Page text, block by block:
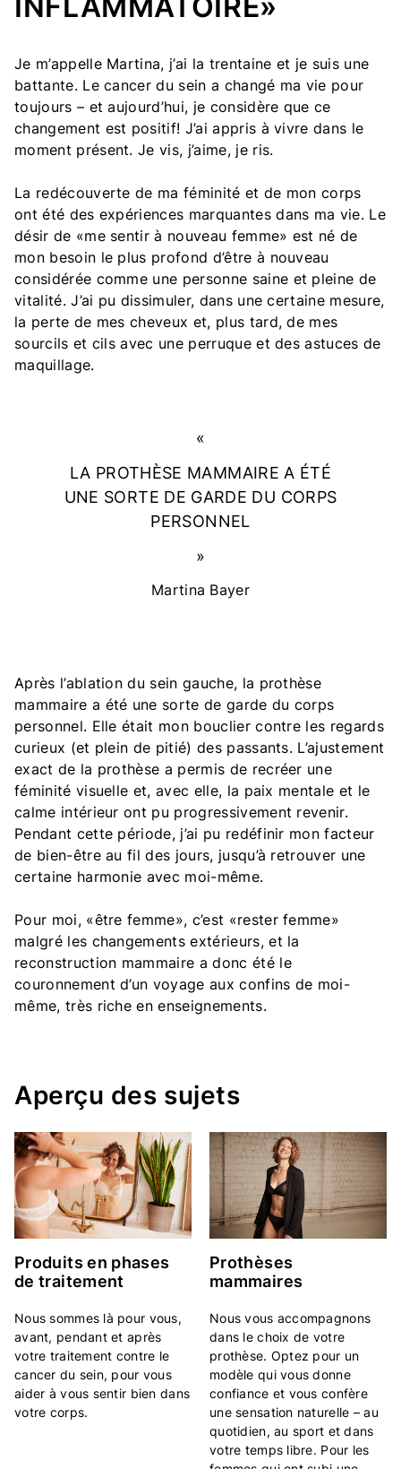
Je m’appelle Martina, j’ai la trentaine et je suis une
battante. Le cancer du sein a changé ma vie pour
toujours – et aujourd’hui, je considère que ce
changement est positif! J’ai appris à vivre dans le
moment présent. Je vis, j’aime, je ris.
La redécouverte de ma féminité et de mon corps
ont été des expériences marquantes dans ma vie. Le
désir de «me sentir à nouveau femme» est né de
mon besoin le plus profond d’être à nouveau
considérée comme une personne saine et pleine de
vitalité. J’ai pu dissimuler, dans une certaine mesure,
la perte de mes cheveux et, plus tard, de mes
sourcils et cils avec une perruque et des astuces de
maquillage.
LA PROTHÈSE MAMMAIRE A ÉTÉ
UNE SORTE DE GARDE DU CORPS
PERSONNEL
Martina Bayer
Après l’ablation du sein gauche, la prothèse
mammaire a été une sorte de garde du corps
personnel. Elle était mon bouclier contre les regards
curieux (et plein de pitié) des passants. L’ajustement
exact de la prothèse a permis de recréer une
féminité visuelle et, avec elle, la paix mentale et le
calme intérieur ont pu progressivement revenir.
Pendant cette période, j’ai pu redéfinir mon facteur
de bien-être au fil des jours, jusqu’à retrouver une
certaine harmonie avec moi-même.
Pour moi, «être femme», c’est «rester femme»
malgré les changements extérieurs, et la
reconstruction mammaire a donc été le
couronnement d’un voyage aux confins de moi-
même, très riche en enseignements.
Aperçu des sujets
Produits en phases
de traitement
Nous sommes là pour vous,
avant, pendant et après
votre traitement contre le
cancer du sein, pour vous
aider à vous sentir bien dans
votre corps.
Prothèses
mammaires
Nous vous accompagnons
dans le choix de votre
prothèse. Optez pour un
modèle qui vous donne
confiance et vous confère
une sensation naturelle – au
quotidien, au sport et dans
votre temps libre. Pour les